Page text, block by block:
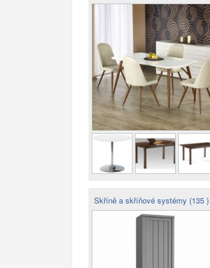
Skříně a skříňové systémy (135 )